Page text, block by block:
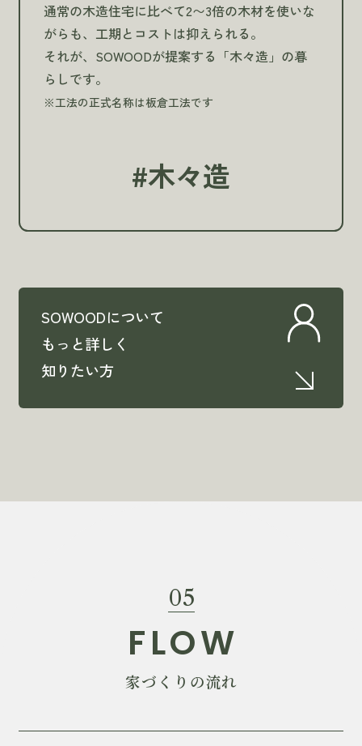
通常の木造住宅に比べて2〜3倍の木材を使いな
がらも、工期とコストは抑えられる。
それが、SOWOODが提案する「木々造」の暮
らしです。
※工法の正式名称は板倉工法です
#木々造
SOWOODについて
もっと詳しく
知りたい方
05
FLOW
家づくりの流れ